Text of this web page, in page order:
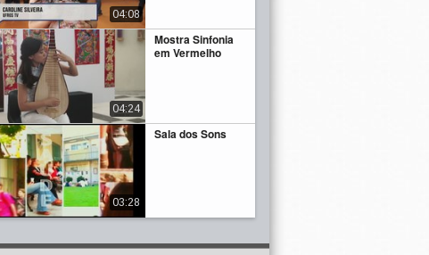
04:08
Mostra Sinfonia
em Vermelho
04:24
Sala dos Sons
03:28